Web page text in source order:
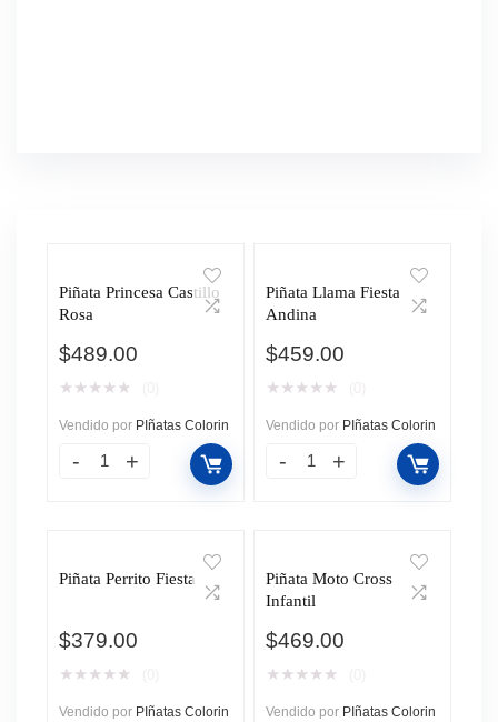
Piñata Princesa Castillo
Rosa
$489.00
★ ★ ★ ★ ★
Vendido por PIñatas Colorin
Piñata Llama Fiesta
Andina
$459.00
★ ★ ★ ★ ★
Vendido por PIñatas Colorin
Piñata Perrito Fiesta
$379.00
★ ★ ★ ★ ★
Vendido por PIñatas Colorin
Piñata Moto Cross
Infantil
$469.00
★ ★ ★ ★ ★
Vendido por PIñatas Colorin